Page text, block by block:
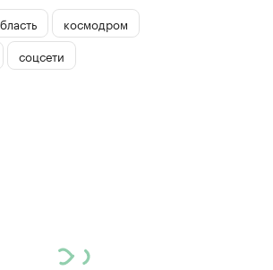
космодром
соцсети